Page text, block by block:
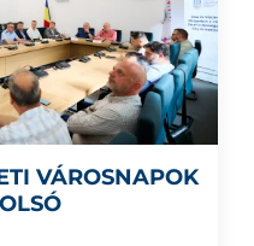
VÁROSNAPOK